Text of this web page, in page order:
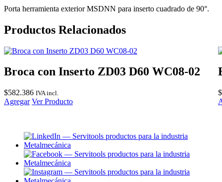
Porta herramienta exterior MSDNN para inserto cuadrado de 90°.
Productos Relacionados
Broca con Inserto ZD03 D60 WC08-02
$582.386 IVA incl.
Agregar Ver Producto
$